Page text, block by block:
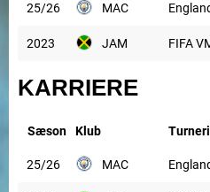
25/26 MAC
2023 JAM FIFA
KARRIERE
Sæson Klub
25/26 MAC